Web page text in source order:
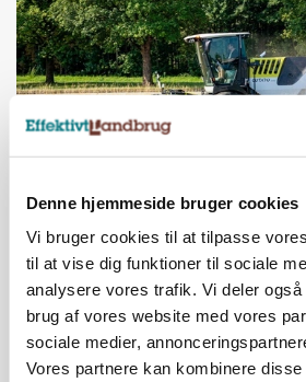
Denne hjemmeside bruger cookies
Vi bruger cookies til at tilpasse
til at vise dig funktioner til sociale
analysere vores trafik. Vi deler
brug af vores website med vores
sociale medier,
Vores partnere kan kombinere
MASKINER
Forserie til selvkørende
Annonce
ARRANGEMENT
Markvandring sætter fokus på